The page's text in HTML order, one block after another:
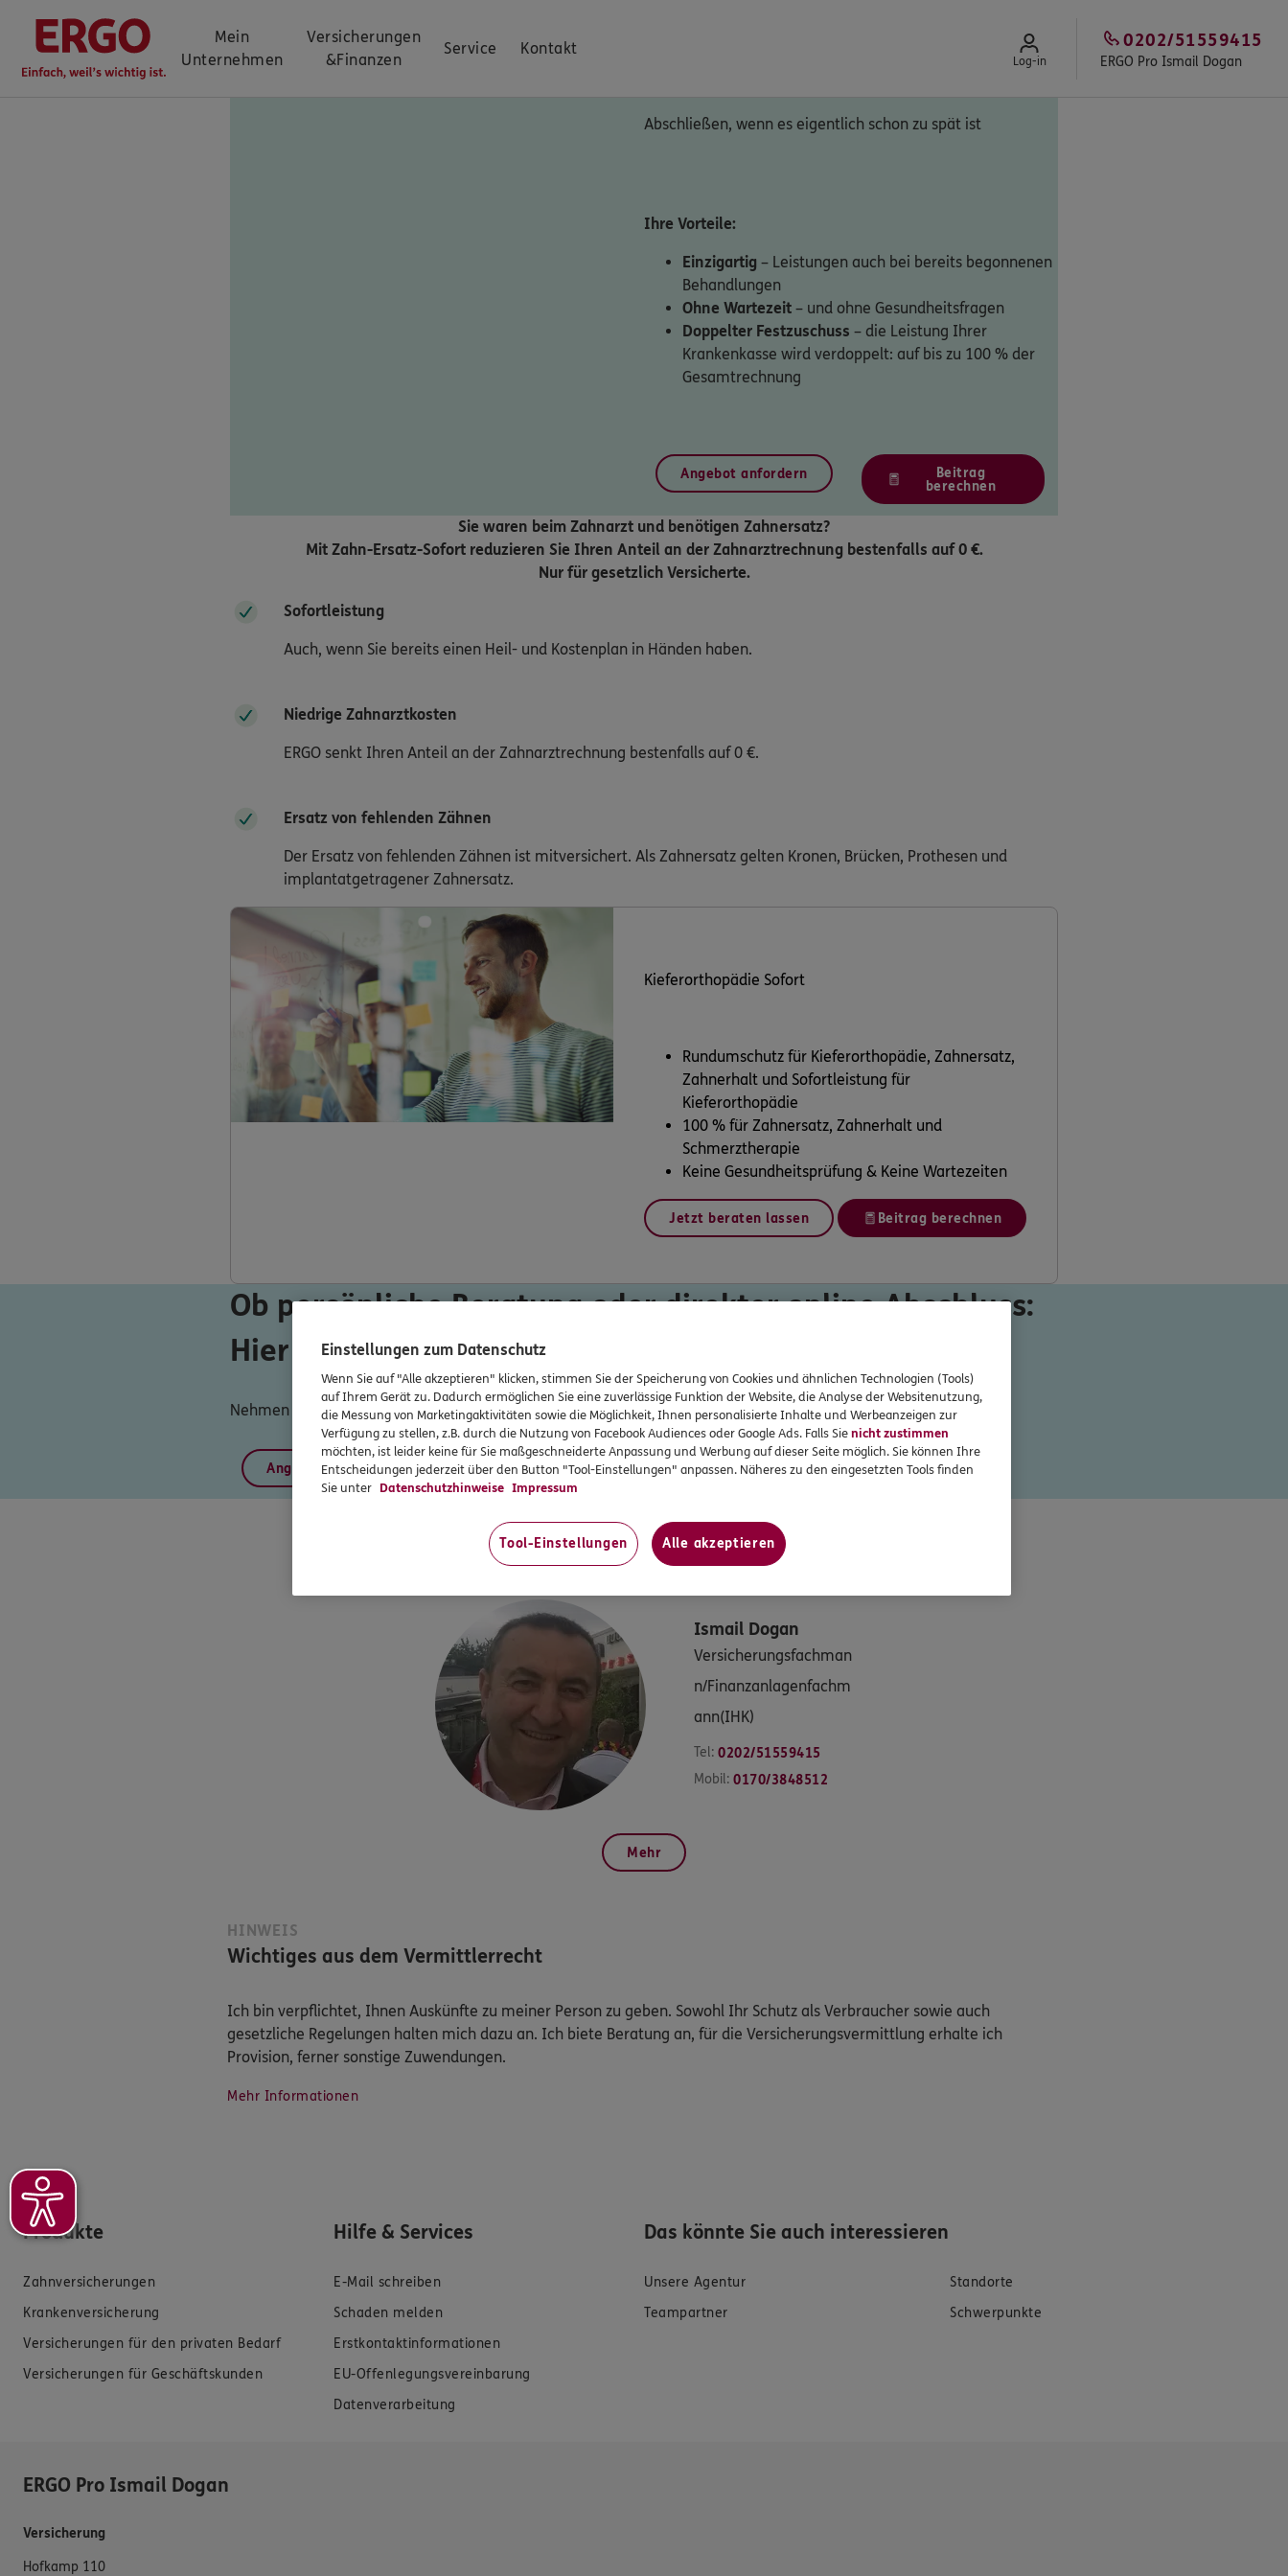
Mein
Unternehmen
Versicherungen
&Finanzen
Service Kontakt
Log-in ERGO Pro Ismail Dogan
0202/51559415
Abschließen, wenn es eigentlich schon zu spät ist
Ihre Vorteile:
Einzigartig – Leistungen auch bei bereits begonnenen
Behandlungen
Ohne Wartezeit – und ohne Gesundheitsfragen
Doppelter Festzuschuss – die Leistung Ihrer
Krankenkasse wird verdoppelt: auf bis zu 100 % der
Gesamtrechnung
Angebot anfordern
Beitrag
berechnen
Sie waren beim Zahnarzt und benötigen Zahnersatz?
Mit Zahn-Ersatz-Sofort reduzieren Sie Ihren Anteil an der Zahnarztrechnung bestenfalls auf 0 €.
Nur für gesetzlich Versicherte.
Sofortleistung
Auch, wenn Sie bereits einen Heil- und Kostenplan in Händen haben.
Niedrige Zahnarztkosten
ERGO senkt Ihren Anteil an der Zahnarztrechnung bestenfalls auf 0 €.
Ersatz von fehlenden Zähnen
Der Ersatz von fehlenden Zähnen ist mitversichert. Als Zahnersatz gelten Kronen, Brücken, Prothesen und
implantatgetragener Zahnersatz.
Kieferorthopädie Sofort
Rundumschutz für Kieferorthopädie, Zahnersatz,
Zahnerhalt und Sofortleistung für
Kieferorthopädie
100 % für Zahnersatz, Zahnerhalt und
Schmerztherapie
Keine Gesundheitsprüfung & Keine Wartezeiten
Jetzt beraten lassen Beitrag berechnen
Ob persönliche Beratung oder direkter online Abschluss:
Hier finden Sie die Option, die zu Ihnen passt.
Nehmen Sie einfach Kontakt mit uns auf oder schließen Sie direkt ab
Angebot anfordern Beitrag berechnen
Unser Team am Standort ERGO Pro Ismail Dogan
Ismail Dogan
Versicherungsfachman
n/Finanzanlagenfachm
ann(IHK)
Tel: 0202/51559415
Mobil: 0170/3848512
Mehr
HINWEIS
Wichtiges aus dem Vermittlerrecht
Ich bin verpflichtet, Ihnen Auskünfte zu meiner Person zu geben. Sowohl Ihr Schutz als Verbraucher sowie auch
gesetzliche Regelungen halten mich dazu an. Ich biete Beratung an, für die Versicherungsvermittlung erhalte ich
Provision, ferner sonstige Zuwendungen.
Mehr Informationen
Produkte
Zahnversicherungen
Krankenversicherung
Versicherungen für den privaten Bedarf
Versicherungen für Geschäftskunden
Hilfe & Services
E-Mail schreiben
Schaden melden
Erstkontaktinformationen
EU-Offenlegungsvereinbarung
Datenverarbeitung
Das könnte Sie auch interessieren
Unsere Agentur
Standorte
Teampartner
Schwerpunkte
ERGO Pro Ismail Dogan
Versicherung
Hofkamp 110
Einstellungen zum Datenschutz
Wenn Sie auf "Alle akzeptieren" klicken, stimmen Sie der Speicherung von Cookies und ähnlichen Technologien (Tools)
auf Ihrem Gerät zu. Dadurch ermöglichen Sie eine zuverlässige Funktion der Website, die Analyse der Websitenutzung,
die Messung von Marketingaktivitäten sowie die Möglichkeit, Ihnen personalisierte Inhalte und Werbeanzeigen zur
Verfügung zu stellen, z.B. durch die Nutzung von Facebook Audiences oder Google Ads. Falls Sienicht zustimmen
möchten, ist leider keine für Sie maßgeschneiderte Anpassung und Werbung auf dieser Seite möglich. Sie können Ihre
Entscheidungen jederzeit über den Button "Tool-Einstellungen" anpassen. Näheres zu den eingesetzten Tools finden
Sie unter Datenschutzhinweise Impressum
Tool-Einstellungen Alle akzeptieren